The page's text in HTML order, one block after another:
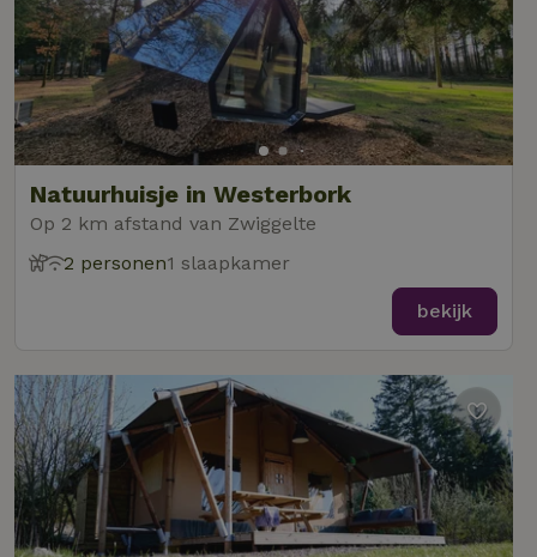
Natuurhuisje in Westerbork
Op 2 km afstand van Zwiggelte
2 personen1 slaapkamer
bekijk